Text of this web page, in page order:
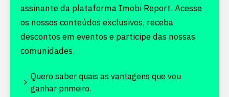
assinante da plataforma Imobi Report. Acesse
os nossos conteúdos exclusivos, receba
descontos em eventos e participe das nossas
comunidades.
Quero saber quais as vantagens que vou
ganhar primeiro.